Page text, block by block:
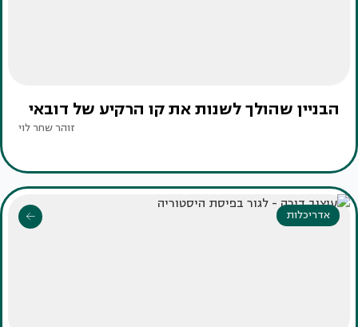
הבניין שהולך לשנות את קו הרקיע של דובאי
זוהר שחר לוי
אדריכלות